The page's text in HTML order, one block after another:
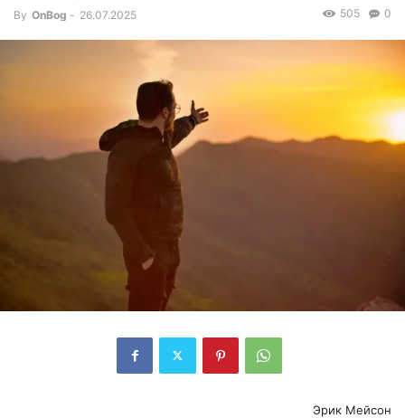
By OnBog - 26.07.2025 0
505
Эрик Мейсон